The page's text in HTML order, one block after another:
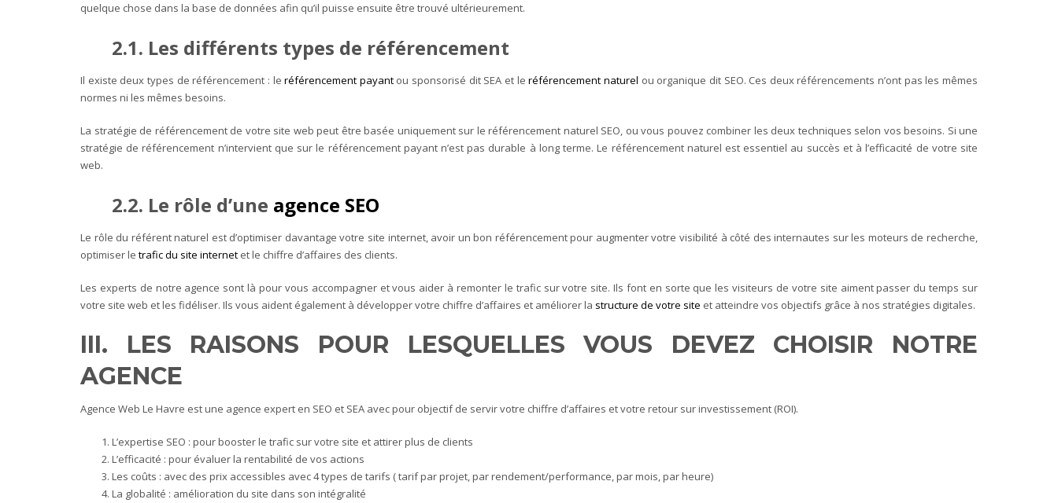
quelque chose dans la base de données afin qu’il puisse ensuite être trouvé ultérieurement.
2.1. Les différents types de référencement
Il existe deux types de référencement : leréférencement payantou sponsorisé dit SEA et leréférencement naturel ou organique dit SEO. Ces deux référencements n’ont pas les mêmes
normes ni les mêmes besoins.
La stratégie de référencement de votre site web peut être basée uniquement sur le référencement naturel SEO, ou vous pouvez combiner les deux techniques selon vos besoins. Si une
stratégie de référencement n’intervient que sur le référencement payant n’est pas durable à long terme. Le référencement naturel est essentiel au succès et à l’efficacité de votre site
web.
2.2. Le rôle d’une agence SEO
Le rôle du référent naturel est d’optimiser davantage votre site internet, avoir un bon référencement pour augmenter votre visibilité à côté des internautes sur les moteurs de recherche,
optimiser le trafic du site internet et le chiffre d’affaires des clients.
Les experts de notre agence sont là pour vous accompagner et vous aider à remonter le trafic sur votre site. Ils font en sorte que les visiteurs de votre site aiment passer du temps sur
votre site web et les fidéliser. Ils vous aident également à développer votre chiffre d’affaires et améliorer la structure de votre site et atteindre vos objectifs grâce à nos stratégies digitales.
III. LES RAISONS POUR LESQUELLES VOUS DEVEZ CHOISIR NOTRE
AGENCE
Agence Web Le Havre est une agence expert en SEO et SEA avec pour objectif de servir votre chiffre d’affaires et votre retour sur investissement (ROI).
L’expertise SEO : pour booster le trafic sur votre site et attirer plus de clients
L’efficacité : pour évaluer la rentabilité de vos actions
Les coûts : avec des prix accessibles avec 4 types de tarifs ( tarif par projet, par rendement/performance, par mois, par heure)
La globalité : amélioration du site dans son intégralité